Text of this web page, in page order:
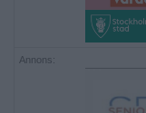
Annons: